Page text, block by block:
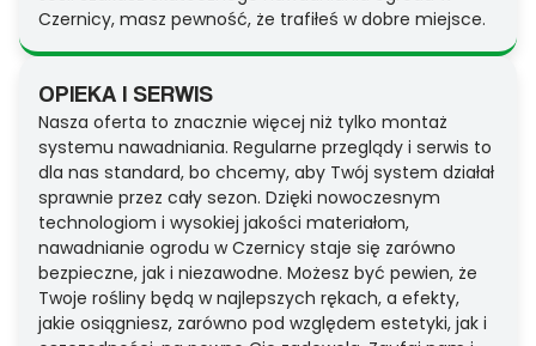
Czernicy, masz pewność, że trafiłeś w dobre miejsce.
OPIEKA I SERWIS
Nasza oferta to znacznie więcej niż tylko montaż
systemu nawadniania. Regularne przeglądy i serwis to
dla nas standard, bo chcemy, aby Twój system działał
sprawnie przez cały sezon. Dzięki nowoczesnym
technologiom i wysokiej jakości materiałom,
nawadnianie ogrodu w Czernicy staje się zarówno
bezpieczne, jak i niezawodne. Możesz być pewien, że
Twoje rośliny będą w najlepszych rękach, a efekty,
jakie osiągniesz, zarówno pod względem estetyki, jak i